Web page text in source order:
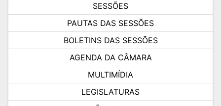
SESSÕES
PAUTAS DAS SESSÕES
BOLETINS DAS SESSÕES
AGENDA DA CÂMARA
MULTIMÍDIA
LEGISLATURAS